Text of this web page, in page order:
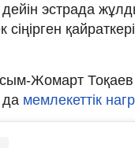
дейін эстрада
Жомарт
мемлекеттік